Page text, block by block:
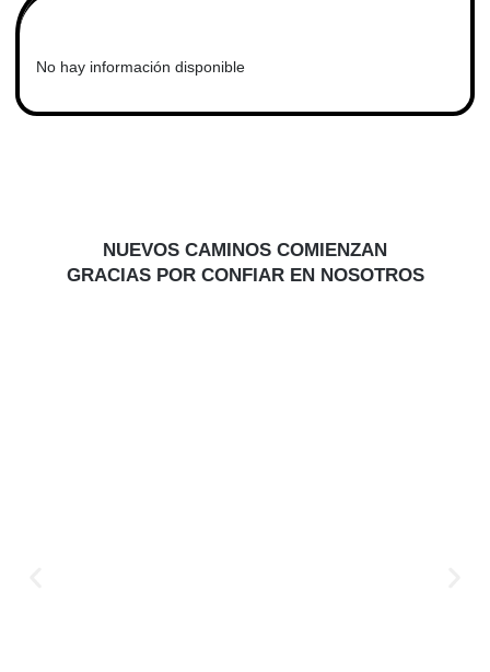
No hay información disponible
NUEVOS CAMINOS COMIENZAN
GRACIAS POR CONFIAR EN NOSOTROS